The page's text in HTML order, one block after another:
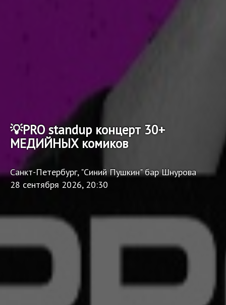
💡PRO standup концерт 30+
МЕДИЙНЫХ комиков
Санкт-Петербург, "Синий Пушкин" бар Шнурова
28 сентября 2026, 20:30